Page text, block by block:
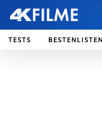
TESTS BESTENLISTEN